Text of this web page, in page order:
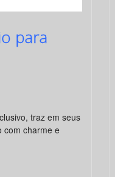
para
traz em seus
com charme e